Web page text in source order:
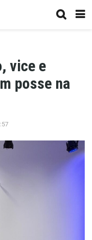
vice e
posse na